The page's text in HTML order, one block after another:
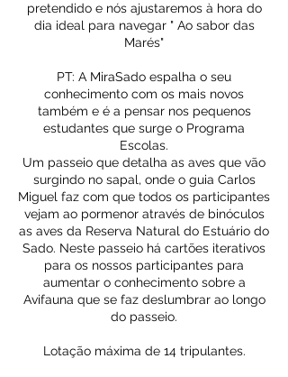
pretendido e nós ajustaremos à hora do
dia ideal para navegar " Ao sabor das
Marés"
PT: A MiraSado espalha o seu
conhecimento com os mais novos
também e é a pensar nos pequenos
estudantes que surge o Programa
Escolas.
Um passeio que detalha as aves que vão
surgindo no sapal, onde o guia Carlos
Miguel faz com que todos os participantes
vejam ao pormenor através de binóculos
as aves da Reserva Natural do Estuário do
Sado. Neste passeio há cartões iterativos
para os nossos participantes para
aumentar o conhecimento sobre a
Avifauna que se faz deslumbrar ao longo
do passeio.
Lotação máxima de 14 tripulantes.